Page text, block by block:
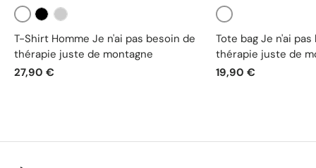
Blanc
T-Shirt Homme Je n'ai pas besoin de
thérapie juste de montagne
27,90 €
Blanc
Tote bag Je n'ai
thérapie juste de
19,90 €